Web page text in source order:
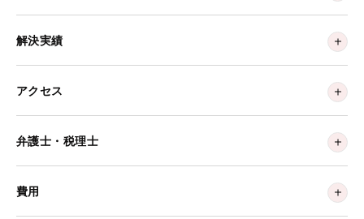
解決実績
アクセス
弁護士・税理士
費用